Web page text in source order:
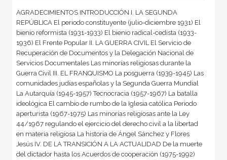
AGRADECIMIENTOS INTRODUCCIÓN I. LA SEGUNDA
REPÚBLICA El periodo constituyente (julio-diciembre 1931) El
bienio reformista (1931-1933) El bienio radical-cedista (1933-
1936) El Frente Popular II. LA GUERRA CIVIL El Servicio de
Recuperación de Documentos y la Delegación Nacional de
Servicios Documentales Las minorías religiosas durante la
Guerra Civil III. EL FRANQUISMO La posguerra (1939-1945) Las
comunidades judías españolas y la Segunda Guerra Mundial
La Autarquía (1945-1957) Tecnocracia (1957-1967) La batalla
ideológica El cambio de rumbo de la Iglesia católica Periodo
aperturista (1967-1975) Las minorías religiosas ante la Ley
44/1967 regulando el ejercicio del derecho civil a la libertad
en materia religiosa La historia de Ángel Sánchez y Flores
Jesús IV. DE LA TRANSICIÓN A LA ACTUALIDAD De la muerte
del dictador hasta los Acuerdos de cooperación (1975-1992)